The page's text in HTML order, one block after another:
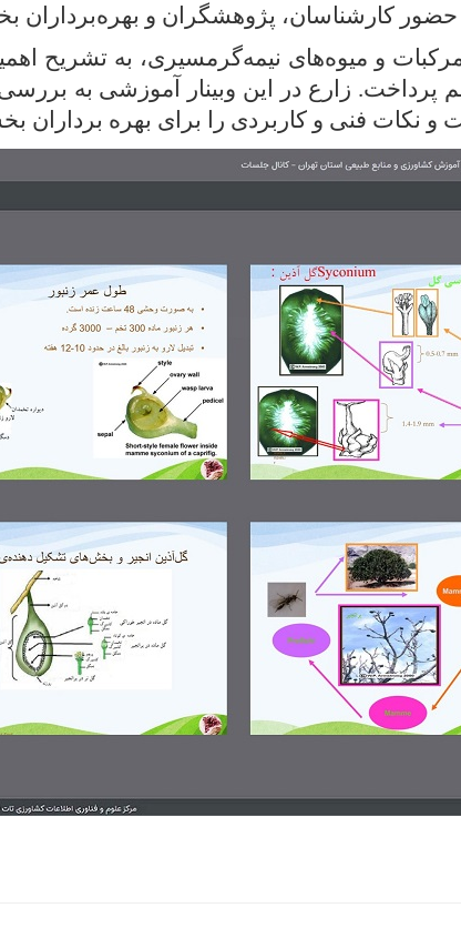
کارشناسان، پژوهشگران و بهره‌برداران
و میوه‌های نیمه‌گرمسیری، به تشریح
پرداخت. زارع در این وبینار آموزشی به
و نکات فنی و کاربردی را برای بهره